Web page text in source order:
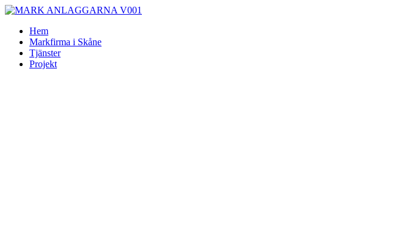
Skip
contentHem
Markfirma i Skåne
Tjänster
Projekt